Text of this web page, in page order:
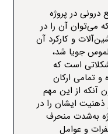
در پروژه
آن را در
و کارکرد آن
شد،
است که
ارکان
از این مهم
ایشان را در
منحرف
و عوامل